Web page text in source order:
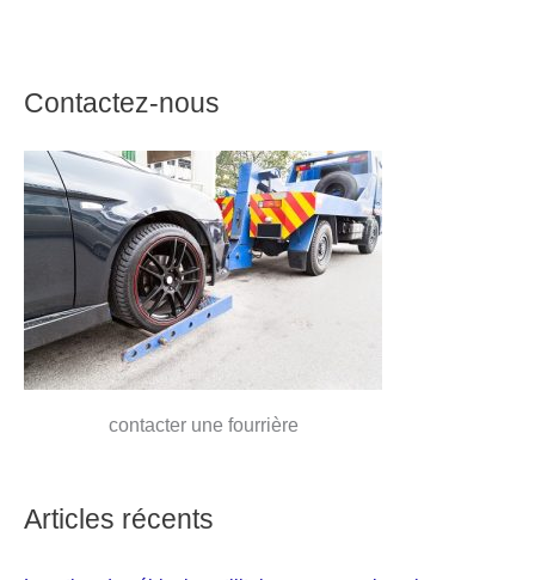
Contactez-nous
contacter une fourrière
Articles récents